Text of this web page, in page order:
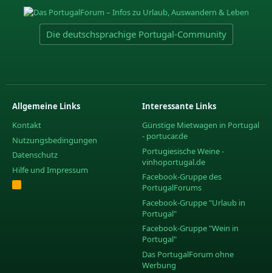
Die deutschsprachige Portugal-Community
Allgemeine Links
Kontakt
Nutzungsbedingungen
Datenschutz
Hilfe und Impressum
R
Interessante Links
Günstige Mietwagen in Portugal
- portucar.de
Portugiesische Weine -
vinhoportugal.de
Facebook-Gruppe des
PortugalForums
Facebook-Gruppe "Urlaub in
Portugal"
Facebook-Gruppe "Wein in
Portugal"
Das PortugalForum ohne
Werbung